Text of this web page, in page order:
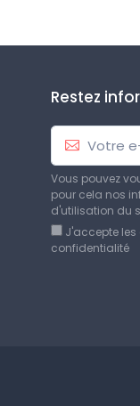
Restez
Vous pouvez
pour cela nos
d'utilisation du
J'accepte
confidentialité